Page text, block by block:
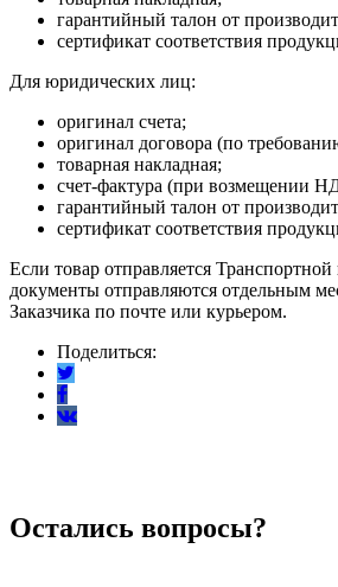
гарантийный талон от
сертификат соответствия
Для юридических лиц:
оригинал счета;
оригинал договора (по
товарная накладная;
счет-фактура (при возмещении
гарантийный талон от
сертификат соответствия
Если товар отправляется
документы отправляются отдельным
Заказчика по почте или курьером.
Поделиться:
Остались вопросы?